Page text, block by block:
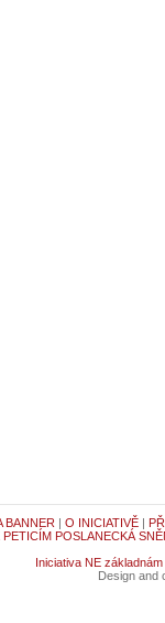
BANNER | O INICIATIVĚ|
POSLANECKÁ
Iniciativa NE základnám
Design and